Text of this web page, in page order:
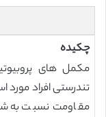
چکیده
مکمل های
تندرستی افراد مورد
مقاومت نسبت به